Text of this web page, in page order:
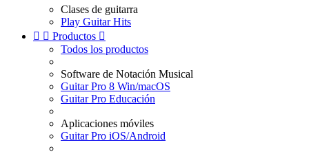
Clases de guitarra
Play Guitar Hits
  Productos 
Todos los productos
Software de Notación Musical
Guitar Pro 8 Win/macOS
Guitar Pro Educación
Aplicaciones móviles
Guitar Pro iOS/Android